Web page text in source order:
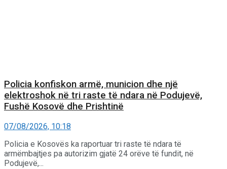
Policia konfiskon armë, municion dhe një
elektroshok në tri raste të ndara në Podujevë,
Fushë Kosovë dhe Prishtinë
07/08/2026, 10:18
Policia e Kosovës ka raportuar tri raste të ndara të
armëmbajtjes pa autorizim gjatë 24 orëve të fundit, në
Podujevë,...